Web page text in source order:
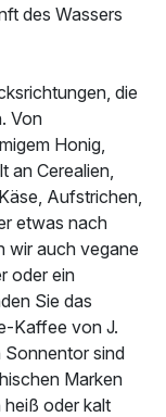
ab208,00 €
des Wassers
die
Von
Honig,
an Cerealien,
Aufstrichen,
etwas nach
wir auch vegane
oder ein
Sie das
Kaffee von J.
Sonnentor sind
Marken
oder kalt